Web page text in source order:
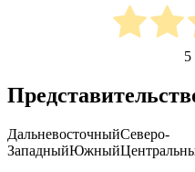
5
ДальневосточныйСеверо-
ЗападныйЮжный